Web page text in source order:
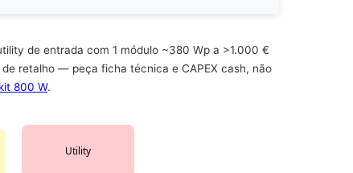
de entrada com 1 módulo ~380 Wp a >1.000 €
retalho — peça ficha técnica e CAPEX cash, não
kit 800 W.
Utility